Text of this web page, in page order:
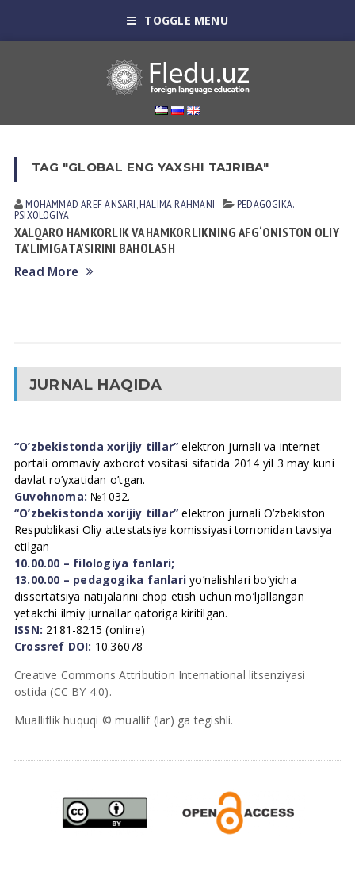
TOGGLE MENU
TAG "GLOBAL ENG YAXSHI TAJRIBA"
MOHAMMAD AREF ANSARI,HALIMA RAHMANI PEDАGOGIKА.
PSIXOLOGIYA
XALQARO HAMKORLIK VA HAMKORLIKNING AFG‘ONISTON OLIY
TA’LIMIGA TA’SIRINI BAHOLASH
Read More
JURNAL HAQIDA
“O’zbekistonda xorijiy tillar” elektron jurnali va internet
portali ommaviy axborot vositasi sifatida 2014 yil 3 may kuni
davlat ro’yxatidan o’tgan.
Guvohnoma: №1032.
“O’zbekistonda xorijiy tillar” elektron jurnali O’zbekiston
Respublikasi Oliy attestatsiya komissiyasi tomonidan tavsiya
etilgan
10.00.00 – filologiya fanlari;
13.00.00 – pedagogika fanlari yo’nalishlari bo’yicha
dissertatsiya natijalarini chop etish uchun mo’ljallangan
yetakchi ilmiy jurnallar qatoriga kiritilgan.
ISSN: 2181-8215 (online)
Crossref DOI: 10.36078
Creative Commons Attribution International litsenziyasi
ostida (CC BY 4.0).
Mualliflik huquqi © muallif (lar) ga tegishli.